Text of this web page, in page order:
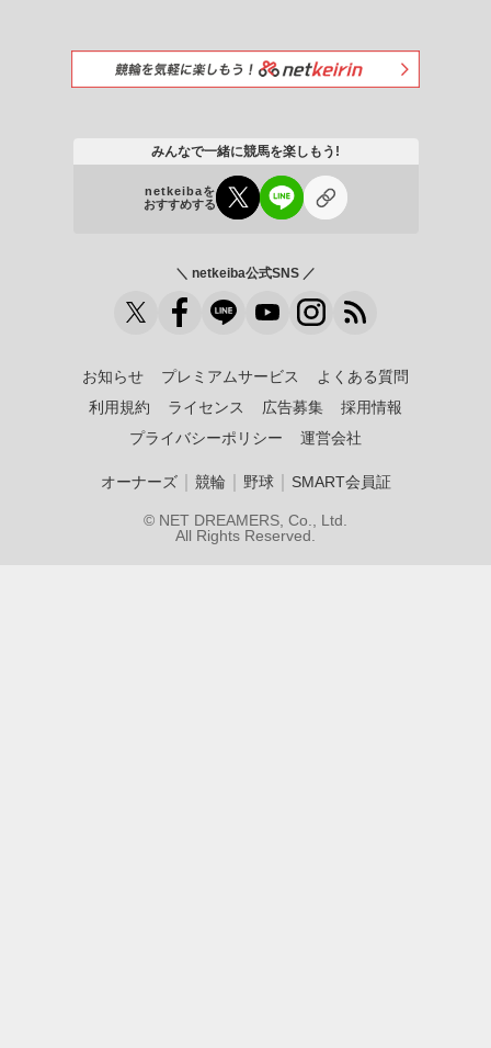
みんなで一緒に競馬を楽しもう!
netkeibaを
おすすめする
＼ netkeiba公式SNS ／
お知らせ プレミアムサービス
よくある質問
利用規約
ライセンス 広告募集
採用情報
プライバシーポリシー
運営会社
オーナーズ｜ 競輪 野球｜ SMART会員証
© NET DREAMERS, Co., Ltd.
All Rights Reserved.